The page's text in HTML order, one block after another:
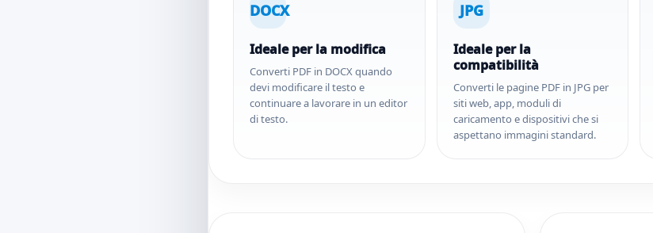
DOCX
Ideale per la modifica
Converti PDF in DOCX quando
devi modificare il testo e
continuare a lavorare in un editor
di testo.
JPG
Ideale per la
compatibilità
Converti le pagine PDF in JPG per
siti web, app, moduli di
caricamento e dispositivi che si
aspettano immagini standard.